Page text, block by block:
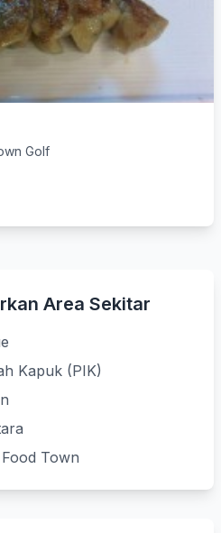
Golf
Area Sekitar
Kapuk (PIK)
Town